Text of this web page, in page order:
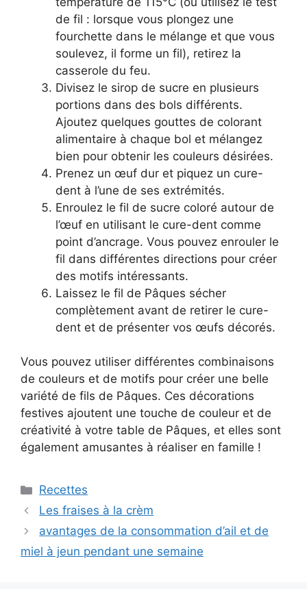
de fil : lorsque vous plongez une
fourchette dans le mélange et que vous
soulevez, il forme un fil), retirez la
casserole du feu.
Divisez le sirop de sucre en plusieurs
portions dans des bols différents.
Ajoutez quelques gouttes de colorant
alimentaire à chaque bol et mélangez
bien pour obtenir les couleurs désirées.
Prenez un œuf dur et piquez un cure-
dent à l’une de ses extrémités.
Enroulez le fil de sucre coloré autour de
l’œuf en utilisant le cure-dent comme
point d’ancrage. Vous pouvez enrouler le
fil dans différentes directions pour créer
des motifs intéressants.
Laissez le fil de Pâques sécher
complètement avant de retirer le cure-
dent et de présenter vos œufs décorés.
Vous pouvez utiliser différentes combinaisons
de couleurs et de motifs pour créer une belle
variété de fils de Pâques. Ces décorations
festives ajoutent une touche de couleur et de
créativité à votre table de Pâques, et elles sont
également amusantes à réaliser en famille !
Categories
Recettes
Les fraises à la crèm
avantages de la consommation d’ail et de
miel à jeun pendant une semaine